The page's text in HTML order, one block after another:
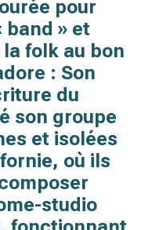
pour
band » et
folk au bon
: Son
du
son groupe
et isolées
où ils
studio